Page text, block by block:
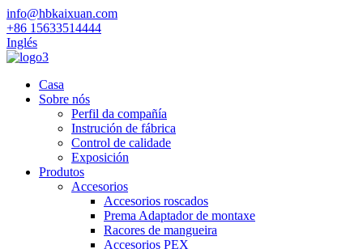
info@hbkaixuan.com
+86 15633514444
Inglés
Casa
Sobre nós
Perfil da compañía
Instrución de fábrica
Control de calidade
Exposición
Produtos
Accesorios
Accesorios roscados
Prema Adaptador de montaxe
Racores de mangueira
Accesorios PEX